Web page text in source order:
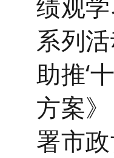
系列
助推‘
方案
署市